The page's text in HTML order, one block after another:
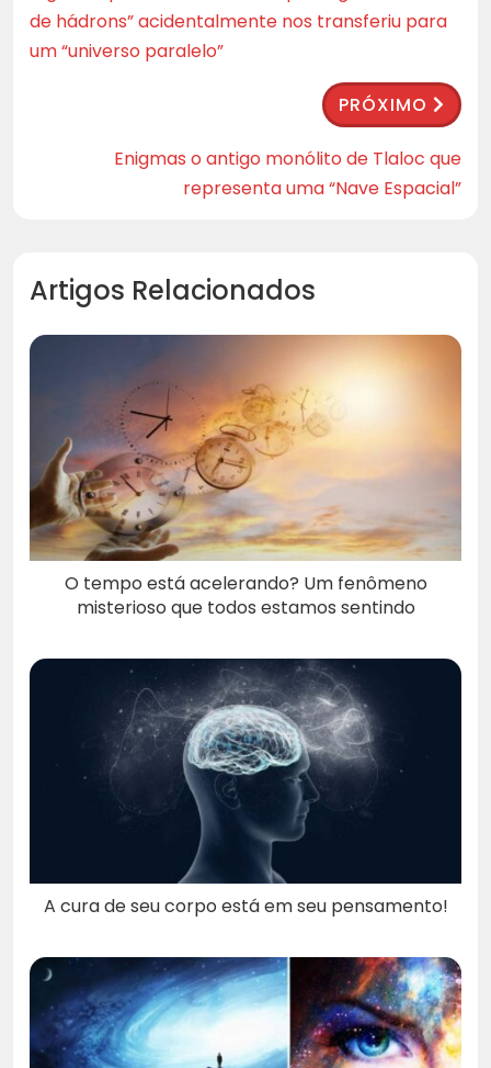
de hádrons” acidentalmente nos transferiu para
um “universo paralelo”
PRÓXIMO
Enigmas o antigo monólito de Tlaloc que
representa uma “Nave Espacial”
Artigos Relacionados
O tempo está acelerando? Um fenômeno
misterioso que todos estamos sentindo
A cura de seu corpo está em seu pensamento!